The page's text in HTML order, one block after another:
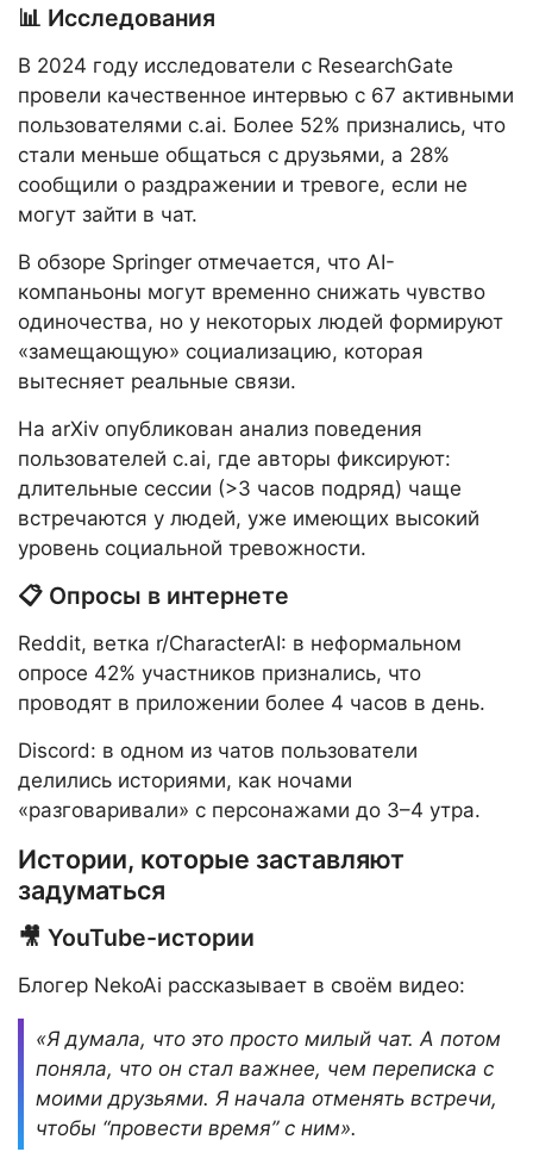
📊 Исследования
В 2024 году исследователи с ResearchGate
провели качественное интервью с 67 активными
пользователями c.ai. Более 52% признались, что
стали меньше общаться с друзьями, а 28%
сообщили о раздражении и тревоге, если не
могут зайти в чат.
В обзоре Springer отмечается, что AI-
компаньоны могут временно снижать чувство
одиночества, но у некоторых людей формируют
«замещающую» социализацию, которая
вытесняет реальные связи.
На arXiv опубликован анализ поведения
пользователей c.ai, где авторы фиксируют:
длительные сессии (>3 часов подряд) чаще
встречаются у людей, уже имеющих высокий
уровень социальной тревожности.
📋 Опросы в интернете
Reddit, ветка r/CharacterAI: в неформальном
опросе 42% участников признались, что
проводят в приложении более 4 часов в день.
Discord: в одном из чатов пользователи
делились историями, как ночами
«разговаривали» с персонажами до 3–4 утра.
Истории, которые заставляют
задуматься
🎥 YouTube-истории
Блогер NekoAi рассказывает в своём видео:
«Я думала, что это просто милый чат. А потом
поняла, что он стал важнее, чем переписка с
моими друзьями. Я начала отменять встречи,
чтобы “провести время” с ним».